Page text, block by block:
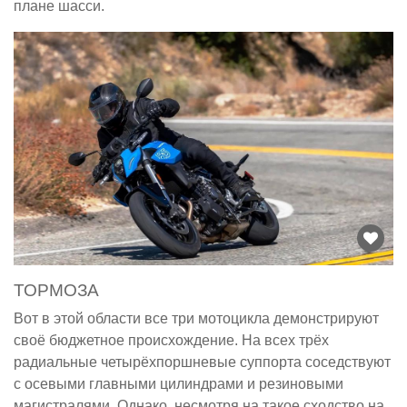
плане шасси.
ТОРМОЗА
Вот в этой области все три мотоцикла демонстрируют
своё бюджетное происхождение. На всех трёх
радиальные четырёхпоршневые суппорта соседствуют
с осевыми главными цилиндрами и резиновыми